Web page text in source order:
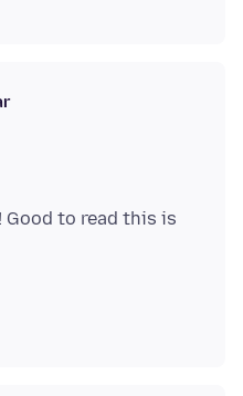
to read this is